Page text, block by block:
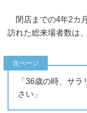
閉店までの4年2カ
訪れた総来場者数は
「36歳の時、サ
さい」